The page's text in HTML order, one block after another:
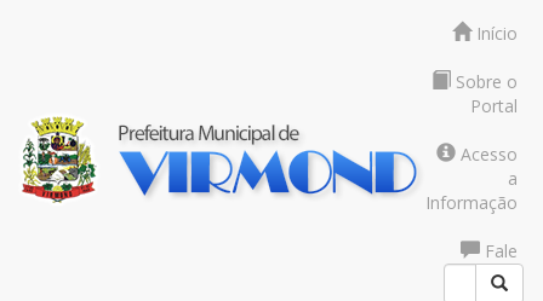
Início
Sobre o
Portal
Acesso
a
Informação
Fale
Conosco